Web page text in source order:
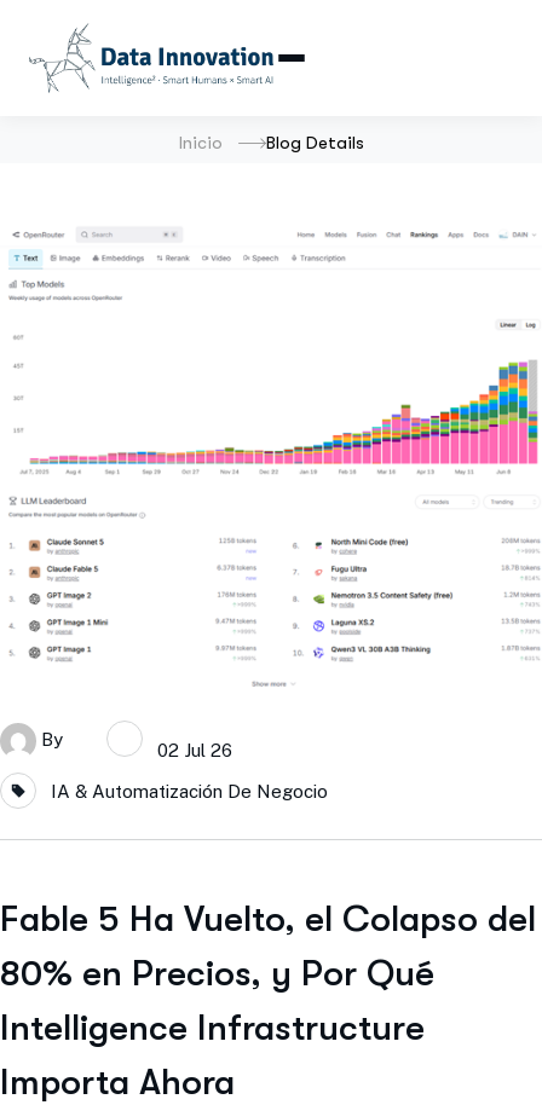
Inicio Blog Details
By
02 Jul 26
IA & Automatización De Negocio
Fable 5 Ha Vuelto, el Colapso del
80% en Precios, y Por Qué
Intelligence Infrastructure
Importa Ahora